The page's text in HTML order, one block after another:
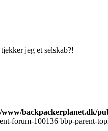
jeg et selskab?!
backpackerplanet.dk/
forum-100136 bbp-parent-